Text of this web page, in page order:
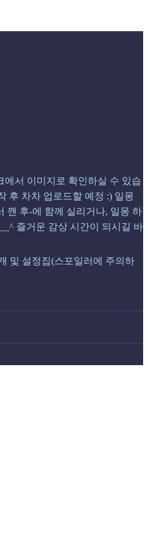
에서 이미지로 확인하실 수 있습
후 차차 업로드할 예정 :) 일몽
깬 후-에 함께 실리거나, 일몽 하
즐거운 감상 시간이 되시길 바
및 설정집(스포일러에 주의하